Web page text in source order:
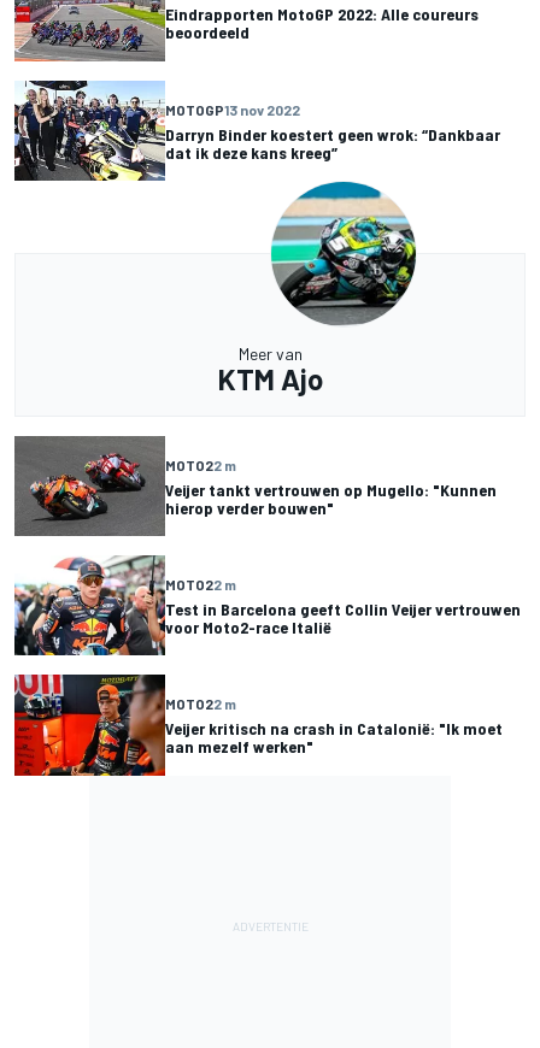
Eindrapporten MotoGP 2022: Alle coureurs
beoordeeld
MOTOGP13 nov 2022
Darryn Binder koestert geen wrok: “Dankbaar
dat ik deze kans kreeg”
Meer van
KTM Ajo
MOTO22 m
Veijer tankt vertrouwen op Mugello: "Kunnen
hierop verder bouwen"
MOTO22 m
Test in Barcelona geeft Collin Veijer vertrouwen
voor Moto2-race Italië
MOTO22 m
Veijer kritisch na crash in Catalonië: "Ik moet
aan mezelf werken"